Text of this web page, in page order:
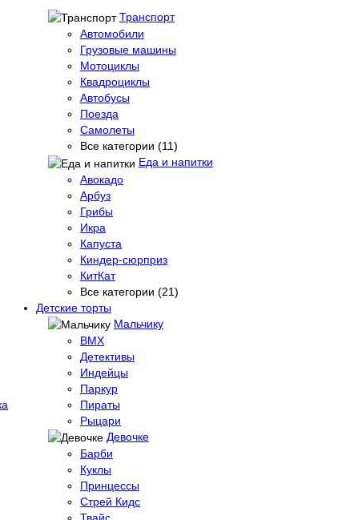
Транспорт
Автомобили
Грузовые машины
Мотоциклы
Квадроциклы
Автобусы
Поезда
Самолеты
Все категории (11)
Еда и напитки
Авокадо
Арбуз
Грибы
Икра
Капуста
Киндер-сюрприз
КитКат
Все категории (21)
Детские торты
Мальчику
BMX
Детективы
Индейцы
Паркур
Пираты
Рыцари
Девочке
Барби
Куклы
Принцессы
Стрей Кидс